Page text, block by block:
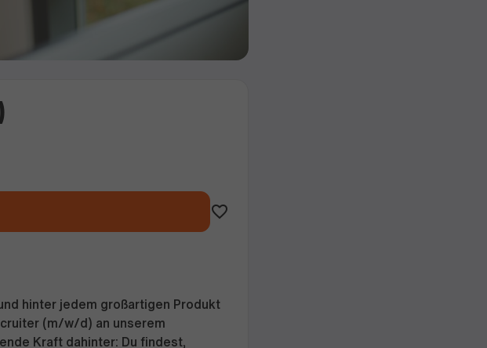
hinter jedem großartigen Produkt
(m/w/d) an unserem
Kraft dahinter: Du findest,